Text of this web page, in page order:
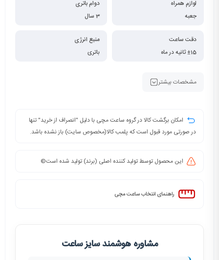
لوازم همراه
جعبه
دوام باتری
3 سال
دقت ساعت
±15 ثانیه در ماه
منبع انرژی
باتری
مشخصات بیشتر
امکان برگشت کالا در گروه ساعت مچی با دلیل "انصراف از خرید" تنها
در صورتی مورد قبول است که پلمب کالا(مخصوص سایت) باز نشده باشد.
این محصول توسط تولید کننده اصلی (برند) تولید شده است©️
راهنمای انتخاب ساعت مچی
مشاوره هوشمند سایز ساعت